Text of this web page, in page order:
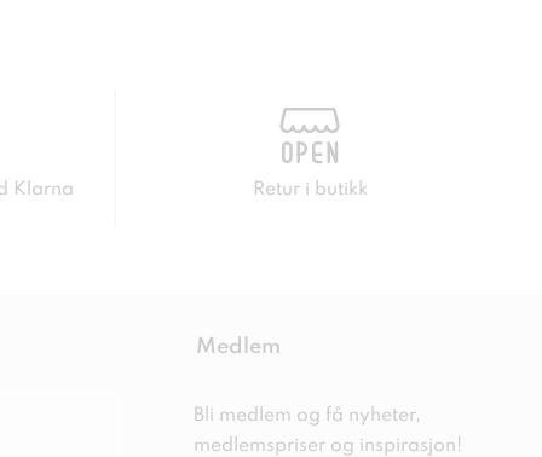
Klarna Retur i butikk
Medlem
Bli medlem og få nyheter,
medlemspriser og inspirasjon!